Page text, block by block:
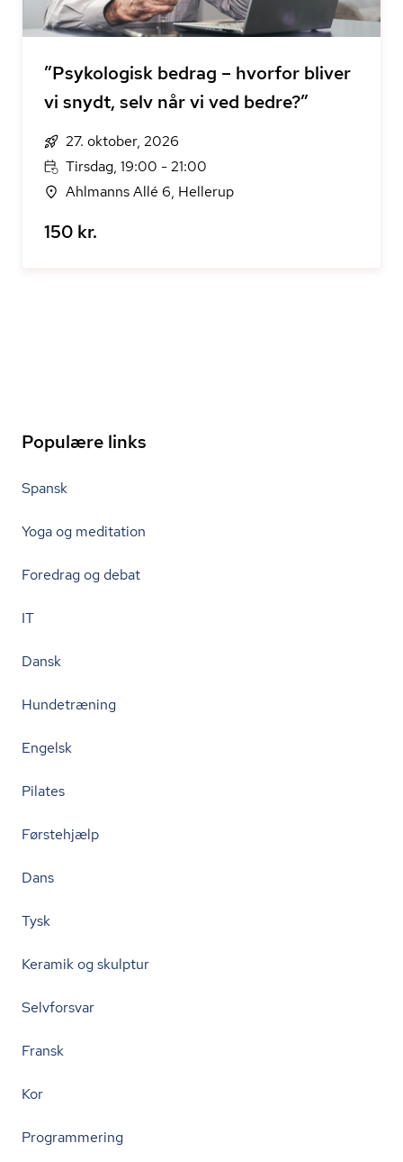
”Psykologisk bedrag – hvorfor bliver
vi snydt, selv når vi ved bedre?”
27. oktober, 2026
Tirsdag, 19:00 - 21:00
Ahlmanns Allé 6, Hellerup
150 kr.
Populære links
Spansk
Yoga og meditation
Foredrag og debat
IT
Dansk
Hundetræning
Engelsk
Pilates
Førstehjælp
Dans
Tysk
Keramik og skulptur
Selvforsvar
Fransk
Kor
Programmering